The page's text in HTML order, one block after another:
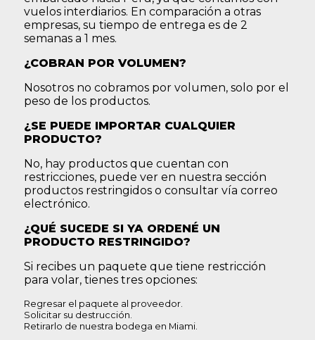
vuelos interdiarios. En comparación a otras
empresas, su tiempo de entrega es de 2
semanas a 1 mes.
¿COBRAN POR VOLUMEN?
Nosotros no cobramos por volumen, solo por el
peso de los productos.
¿SE PUEDE IMPORTAR CUALQUIER
PRODUCTO?
No, hay productos que cuentan con
restricciones, puede ver en nuestra sección
productos restringidos o consultar vía correo
electrónico.
¿QUÉ SUCEDE SI YA ORDENÉ UN
PRODUCTO RESTRINGIDO?
Si recibes un paquete que tiene restricción
para volar, tienes tres opciones:
Regresar el paquete al proveedor.
Solicitar su destrucción.
Retirarlo de nuestra bodega en Miami.